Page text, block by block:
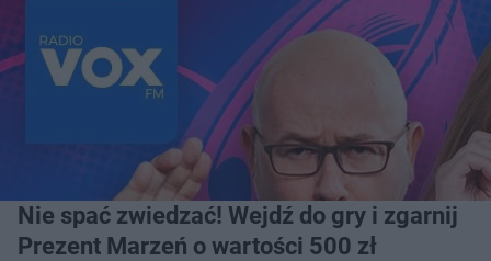
Nie spać zwiedzać! Wejdź do gry i zgarnij
Prezent Marzeń o wartości 500 zł